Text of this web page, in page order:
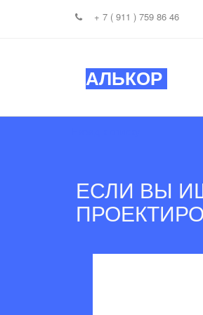
+ 7 ( 911 ) 759 86 46
АЛЬКОР
ЕСЛИ ВЫ